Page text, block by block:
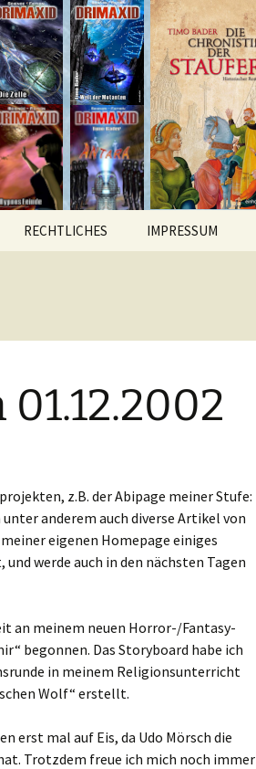
RECHTLICHES IMPRESSUM
z.B. der Abipage meiner Stufe:
anderem auch diverse Artikel von
eigenen Homepage einiges
werde auch in den nächsten Tagen
an meinem neuen Horror-/Fantasy-
begonnen. Das Storyboard habe ich
in meinem Religionsunterricht
Wolf“ erstellt.
erst mal auf Eis, da Udo Mörsch die
Trotzdem freue ich mich noch immer